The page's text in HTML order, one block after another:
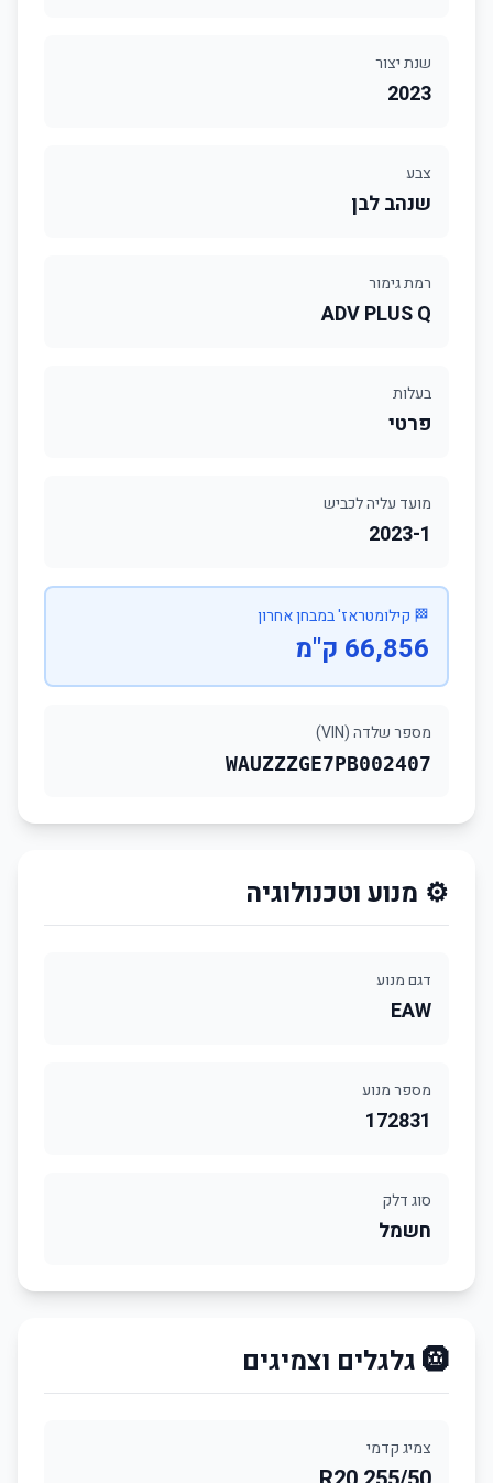
שנת יצור
2023
צבע
שנהב לבן
רמת גימור
ADV PLUS Q
בעלות
פרטי
מועד עליה לכביש
2023-1
🏁 קילומטראז' במבחן אחרון
66,856 ק"מ
מספר שלדה (VIN)
WAUZZZGE7PB002407
⚙️ מנוע וטכנולוגיה
דגם מנוע
EAW
מספר מנוע
172831
סוג דלק
חשמל
🛞 גלגלים וצמיגים
צמיג קדמי